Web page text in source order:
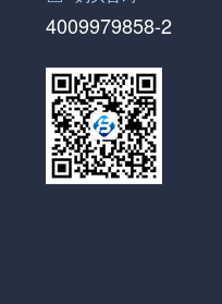
4009979858-2